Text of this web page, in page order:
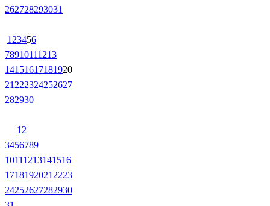
262728293031
1 23456
78910111213
14151617181920
21 222324252627
282930
1 2
3456789
10111213141516
1718192021 2223
24252627282930